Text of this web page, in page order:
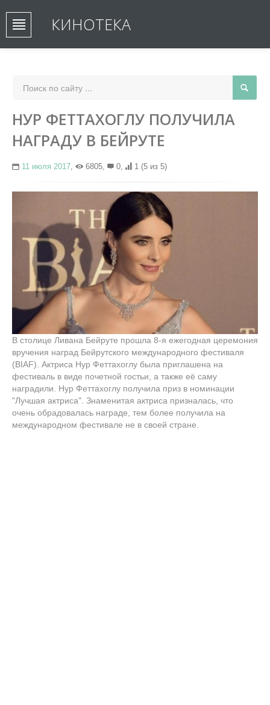
КИНОТЕКА
НУР ФЕТТАХОГЛУ ПОЛУЧИЛА
НАГРАДУ В БЕЙРУТЕ
11 июля 2017, 6805, 0, 1 (5 из 5)
В столице Ливана Бейруте прошла 8-я ежегодная церемония
вручения наград Бейрутского международного фестиваля
(BIAF). Актриса Нур Феттахоглу была приглашена на
фестиваль в виде почетной гостьи, а также её саму
наградили. Нур Феттахоглу получила приз в номинации
"Лучшая актриса". Знаменитая актриса призналась, что
очень обрадовалась награде, тем более получила на
международном фестивале не в своей стране.